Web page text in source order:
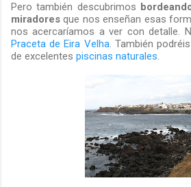
Pero también descubrimos
miradores que nos enseñan esas
nos acercaríamos a ver con detalle.
Praceta de Eira Velha. También
de excelentes piscinas naturales.